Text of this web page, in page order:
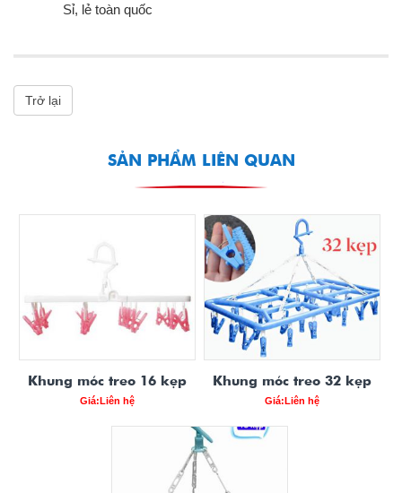
Sỉ, lẻ toàn quốc
Trở lại
SẢN PHẨM LIÊN QUAN
Khung móc treo 16 kẹp
Giá:Liên hệ
Khung móc treo 32 kẹp
Giá:Liên hệ